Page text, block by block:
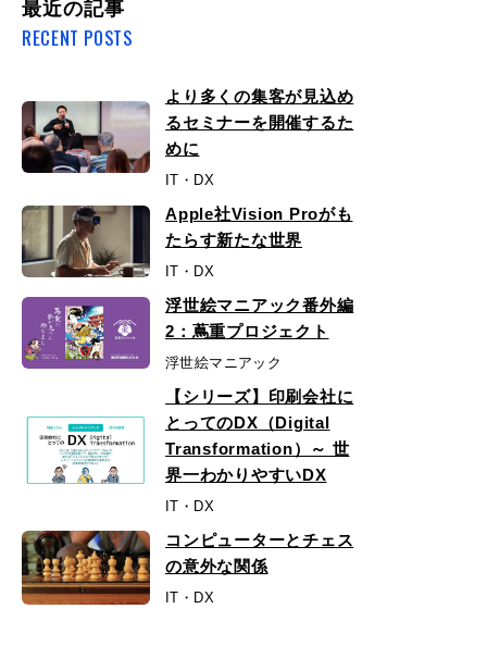
最近の記事
RECENT POSTS
より多くの集客が見込め
るセミナーを開催するた
めに
IT・DX
Apple社Vision Proがも
たらす新たな世界
IT・DX
浮世絵マニアック番外編
2：蔦重プロジェクト
浮世絵マニアック
【シリーズ】印刷会社に
とってのDX（Digital
Transformation）～ 世
界一わかりやすいDX
IT・DX
コンピューターとチェス
の意外な関係
IT・DX